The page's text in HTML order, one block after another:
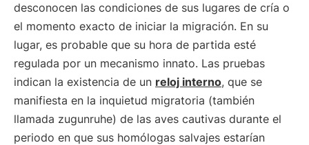
desconocen las condiciones de sus lugares de cría o
el momento exacto de iniciar la migración. En su
lugar, es probable que su hora de partida esté
regulada por un mecanismo innato. Las pruebas
indican la existencia de un reloj interno, que se
manifiesta en la inquietud migratoria (también
llamada zugunruhe) de las aves cautivas durante el
periodo en que sus homólogas salvajes estarían